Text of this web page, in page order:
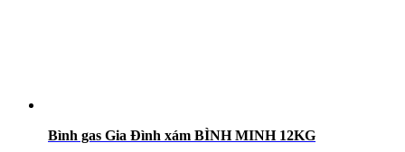
Bình gas Gia Đình xám BÌNH MINH 12KG